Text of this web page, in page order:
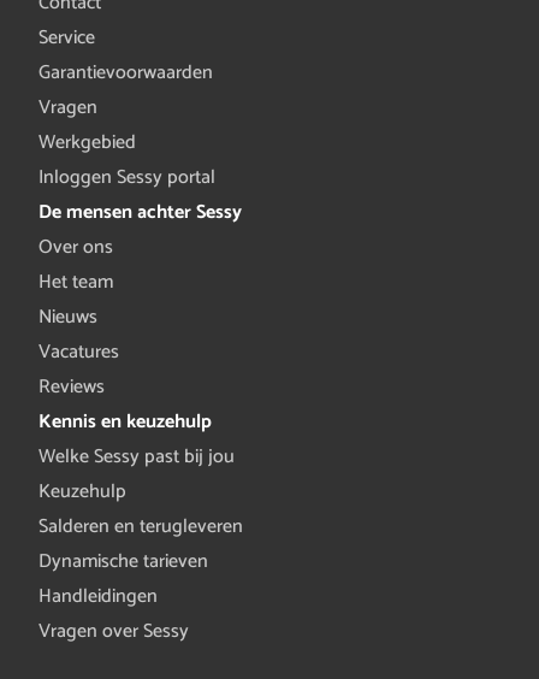
Service
Garantievoorwaarden
Vragen
Werkgebied
Inloggen Sessy portal
De mensen achter Sessy
Over ons
Het team
Nieuws
Vacatures
Reviews
Kennis en keuzehulp
Welke Sessy past bij jou
Keuzehulp
Salderen en terugleveren
Dynamische tarieven
Handleidingen
Vragen over Sessy